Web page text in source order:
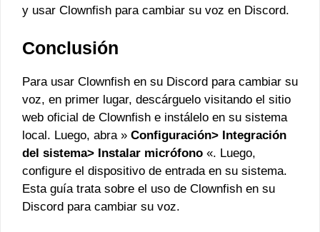
y usar Clownfish para cambiar su voz en Discord.
Conclusión
Para usar Clownfish en su Discord para cambiar su
voz, en primer lugar, descárguelo visitando el sitio
web oficial de Clownfish e instálelo en su sistema
local. Luego, abra » Configuración> Integración
del sistema> Instalar micrófono «. Luego,
configure el dispositivo de entrada en su sistema.
Esta guía trata sobre el uso de Clownfish en su
Discord para cambiar su voz.